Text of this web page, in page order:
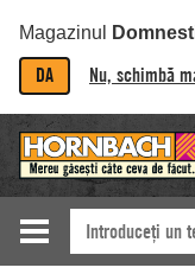
Magazinul
DA Nu, schimbă